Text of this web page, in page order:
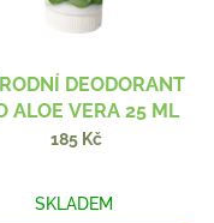
DEODORANT
ALOE VERA 25 ML
185 Kč
SKLADEM